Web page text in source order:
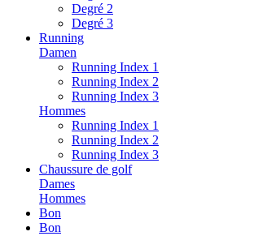
Degré 2
Degré 3
Running
Damen
Running Index 1
Running Index 2
Running Index 3
Hommes
Running Index 1
Running Index 2
Running Index 3
Chaussure de golf
Dames
Hommes
Bon
Bon